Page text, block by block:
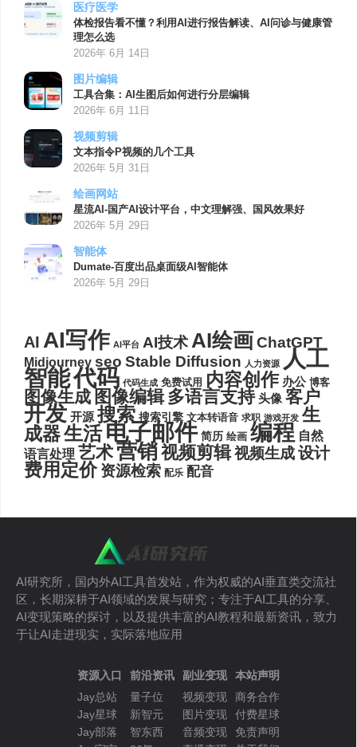
医疗医学
体检报告看不懂？利用AI进行报告解读、AI问诊与健康管
理怎么选
2026年 6月 14日
图片编辑
工具合集：AI生图后如何进行分层编辑
2026年 6月 11日
视频剪辑
文本指令P视频的几个工具
2026年 5月 31日
绘画网站
星流AI-国产AI设计平台，中文理解强、国风效果好
2026年 5月 29日
智能体
Dumate-百度出品桌面级AI智能体
2026年 5月 29日
AI AI写作 AI平台 AI技术AI绘画ChatGPT
Midjourney seo Stable Diffusion 人力资源 人工
智能代码 代码生成 免费试用 内容创作 办公 博客
图像生成 图像编辑 多语言支持 头像 客户
开发 开源 搜索 搜索引擎 文本转语音 求职 游戏开发 生
成器生活电子邮件 简历 绘画 编程 自然
语言处理 艺术营销视频剪辑视频生成设计
费用定价 资源检索 配乐 配音
AI研究所，国内外AI工具首发站，作为权威的AI垂直类交流社
区，长期深耕于AI领域的发展与研究；专注于AI工具的分享、
AI变现策略的探讨，以及提供丰富的AI教程和最新资讯，致力
于让AI走进现实，实际落地应用
资源入口
Jay总站
Jay星球
Jay部落
前沿资讯
量子位
新智元
智东西
副业变现
视频变现
图片变现
音频变现
本站声明
商务合作
付费星球
免责声明